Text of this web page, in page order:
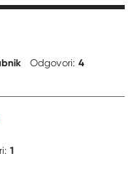
Odgovori: 4
1